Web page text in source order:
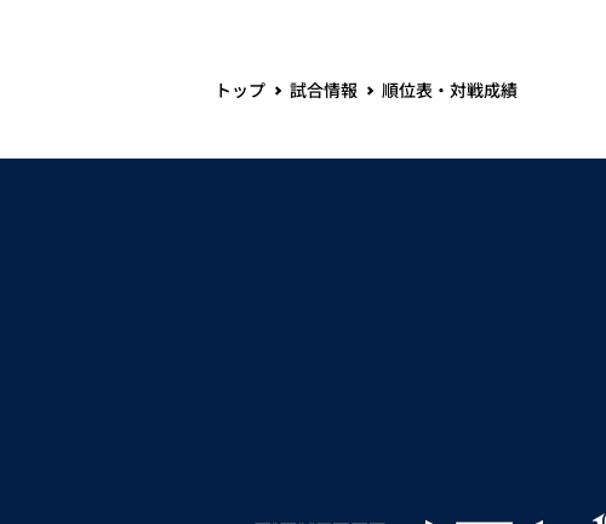
トップ 試合情報 順位表・対戦成績